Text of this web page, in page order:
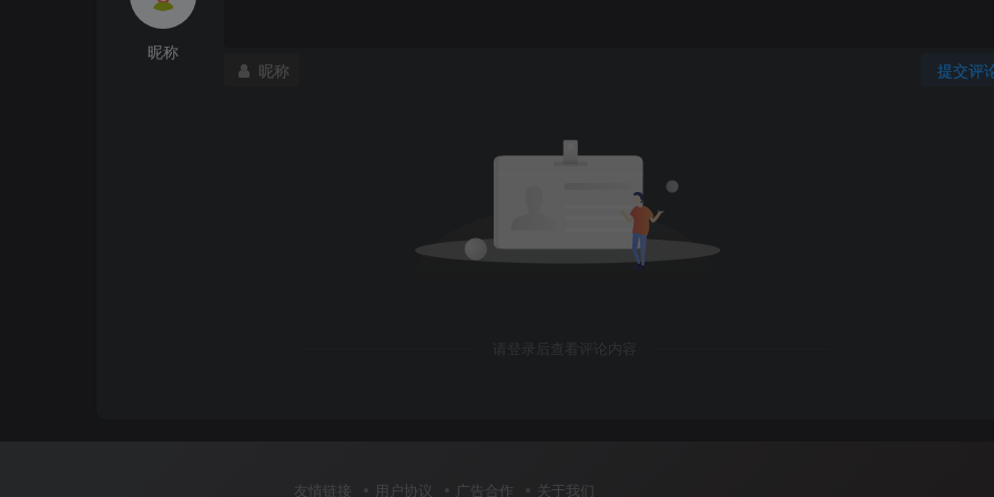
昵称
提交评
昵称
请登录后查看评论内容
友情链接 用户协议 广告合作 关于我们